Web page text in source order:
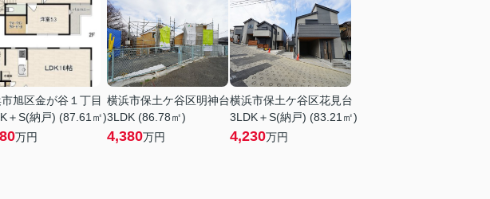
旭区金が谷１丁目
＋S(納戸) (87.61㎡)
万円
横浜市保土ケ谷区明神台
3LDK (86.78㎡)
4,380万円
横浜市保土ケ谷区花見台
3LDK＋S(納戸) (83.21㎡)
4,230万円